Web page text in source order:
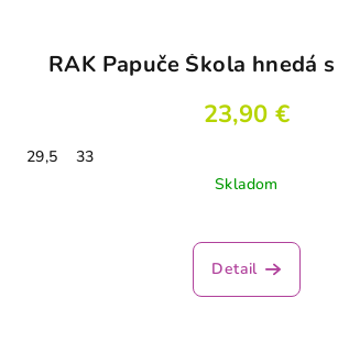
RAK Papuče Škola hnedá
23,90 €
29,5
33
Skladom
Detail